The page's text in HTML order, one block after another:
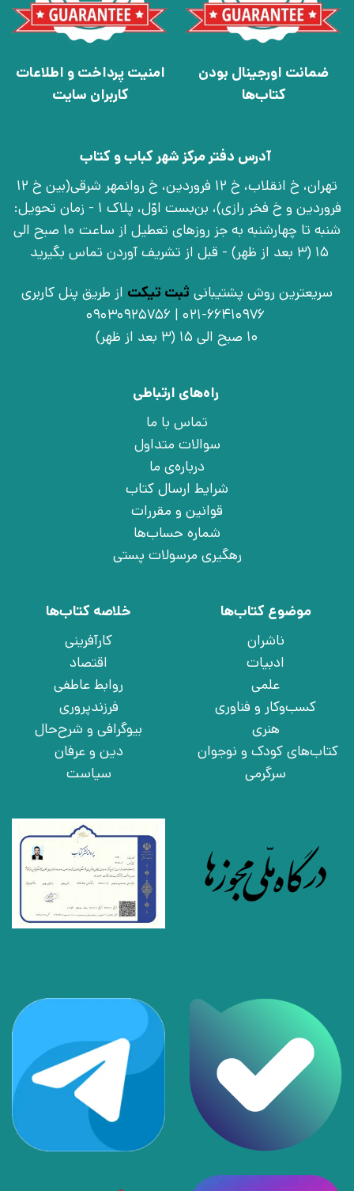
ضمانت اورجینال بودن
کتاب‌ها
امنیت پرداخت و اطلاعات
کاربران سایت
آدرس دفتر مرکز شهر کباب و کتاب
تهران، خ انقلاب، خ 12 فروردین، خ روانمهر شرقی(بین خ 12
فروردین و خ فخر رازی)، بن‌بست اوّل، پلاک 1 - زمان تحویل:
شنبه تا چهارشنبه به جز روزهای تعطیل از ساعت 10 صبح الی
15 (3 بعد از ظهر) - قبل از تشریف آوردن تماس بگیرید
سریعترین روش پشتیبانی ثبت تیکت از طریق پنل کاربری
021-66410976 | 09030925756
10 صبح الی 15 (3 بعد از ظهر)
راه‌های ارتباطی
تماس با ما
سوالات متداول
درباره‌ی ما
شرایط ارسال کتاب
قوانین و مقررات
شماره حساب‌ها
رهگیری مرسولات پستی
موضوع کتاب‌ها
ناشران
ادبیات
علمی
کسب‌وکار و فناوری
هنری
کتاب‌های کودک و نوجوان
سرگرمی
خلاصه کتاب‌ها
کارآفرینی
اقتصاد
روابط عاطفی
فرزندپروری
بیوگرافی و شرح‌حال
دین و عرفان
سیاست